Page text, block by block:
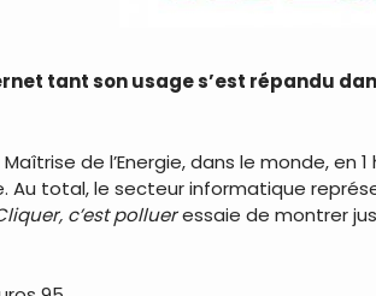
tant son usage s’est répandu
de l’Energie, dans le monde, en
total, le secteur informatique
c’est pollueressaie de montrer